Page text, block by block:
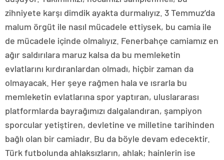
zihniyete karşı dimdik ayakta durmalıyız. 3 Temmuz’da
malum örgüt ile nasıl mücadele ettiysek, bu camia ile
de mücadele içinde olmalıyız. Fenerbahçe camiamız en
ağır saldırılara maruz kalsa da bu memleketin
evlatlarını kırdıranlardan olmadı, hiçbir zaman da
olmayacak. Her şeye rağmen hala ve ısrarla bu
memleketin evlatlarına spor yaptıran, uluslararası
platformlarda bayrağımızı dalgalandıran, şampiyon
sporcular yetiştiren, devletine ve milletine tarihinden
bağlı olan bir camiadır. Bu da böyle devam edecektir.
Türk futbolunda ahlaksızların, ahlak; hainlerin ise